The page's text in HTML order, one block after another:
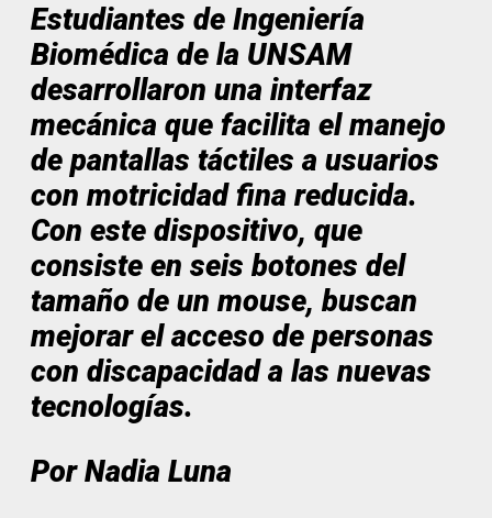
Estudiantes de Ingeniería
Biomédica de la UNSAM
desarrollaron una interfaz
mecánica que facilita el manejo
de pantallas táctiles a usuarios
con motricidad fina reducida.
Con este dispositivo, que
consiste en seis botones del
tamaño de un mouse, buscan
mejorar el acceso de personas
con discapacidad a las nuevas
tecnologías.
Por Nadia Luna